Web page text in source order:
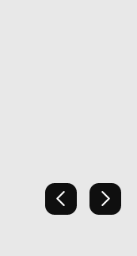
PreviousNext